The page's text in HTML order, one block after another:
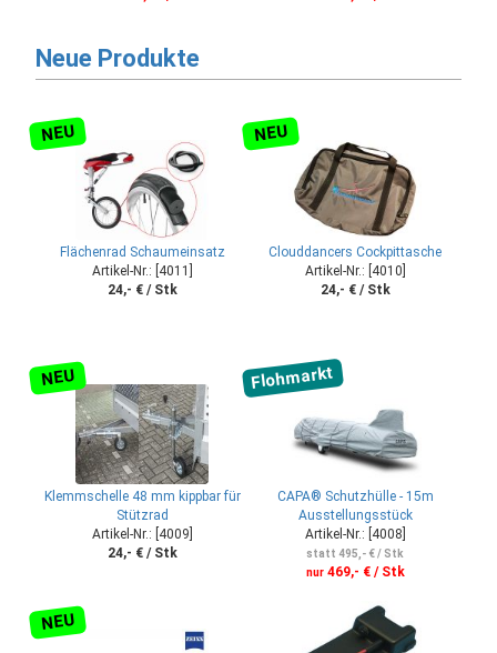
Neue Produkte
NEU
Flächenrad Schaumeinsatz
Artikel-Nr.: [4011]
24,- € / Stk
NEU
Clouddancers Cockpittasche
Artikel-Nr.: [4010]
24,- € / Stk
NEU
Klemmschelle 48 mm kippbar für
Stützrad
Artikel-Nr.: [4009]
24,- € / Stk
Flohmarkt
CAPA® Schutzhülle - 15m
Ausstellungsstück
Artikel-Nr.: [4008]
statt 495,- € / Stk
nur469,- € / Stk
NEU